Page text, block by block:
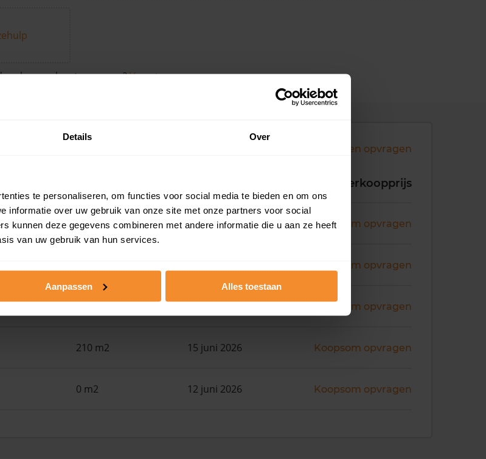
Details Over
te personaliseren, om functies voor social media te bieden en om ons
informatie over uw gebruik van onze site met onze partners voor social
kunnen deze gegevens combineren met andere informatie die u aan ze heeft
van uw gebruik van hun services.
Aanpassen Alles toestaan
kenmerken toevoegen?Voeg toe
Andere koopsommen opvragen
Verkoopprijs
194 m2 29 juni 2026 Koopsom opvragen
Koopsom opvragen
194 m2 18 juni 2026 Koopsom opvragen
210 m2 15 juni 2026 Koopsom opvragen
0 m2 12 juni 2026 Koopsom opvragen